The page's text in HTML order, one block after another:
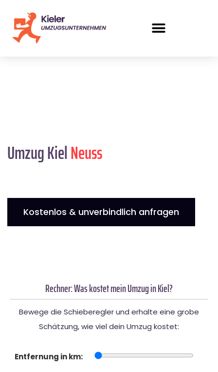
Umzug KielNeuss
Kostenlos & unverbindlich anfragen
Rechner: Was kostet mein Umzug in Kiel?
Bewege die Schieberegler und erhalte eine grobe
Schätzung, wie viel dein Umzug kostet:
Entfernung in km: